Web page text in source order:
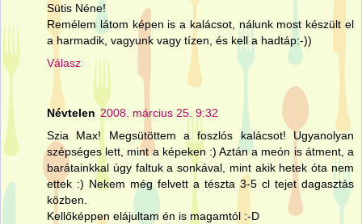
Sütis Néne!
Remélem látom képen is a kalácsot, nálunk most készült el
a harmadik, vagyunk vagy tízen, és kell a hadtáp:-))
Válasz
Névtelen 2008. március 25. 9:32
Szia Max! Megsütöttem a foszlós kalácsot! Ugyanolyan
szépséges lett, mint a képeken :) Aztán a meón is átment, a
barátainkkal úgy faltuk a sonkával, mint akik hetek óta nem
ettek :) Nekem még felvett a tészta 3-5 cl tejet dagasztás
közben.
Kellőképpen elájultam én is magamtól :-D